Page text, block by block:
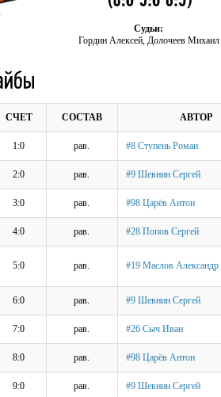
Судьи:
Гордин Алексей, Долочеев Михаил
СЧЕТ СОСТАВ АВТОР
1:0 рав. #8 Ступень Роман
2:0 рав. #9 Шевнин Сергей
3:0 рав. #98 Царёв Антон
4:0 рав. #28 Попов Сергей
5:0 рав. #19 Маслов
6:0 рав. #9 Шевнин Сергей
7:0 рав. #26 Сыч Иван
8:0 рав. #98 Царёв Антон
9:0 рав. #9 Шевнин Сергей